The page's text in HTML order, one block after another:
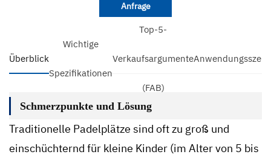
Anfrage
Überblick
Wichtige
Spezifikationen
Top-5-
Verkaufsargumente
(FAB)
Schmerzpunkte und Lösung
Traditionelle Padelplätze sind oft zu groß und
einschüchternd für kleine Kinder (im Alter von 5 bis